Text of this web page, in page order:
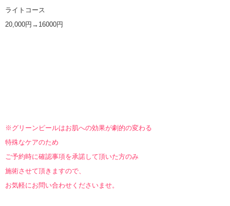
ライトコース
20,000円→16000円
※グリーンピールはお肌への効果が劇的の変わる
特殊なケアのため
ご予約時に確認事項を承諾して頂いた方のみ
施術させて頂きますので、
お気軽にお問い合わせくださいませ。